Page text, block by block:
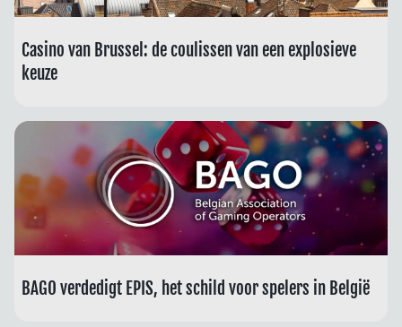
Casino van Brussel: de coulissen van een explosieve
keuze
BAGO verdedigt EPIS, het schild voor spelers in België